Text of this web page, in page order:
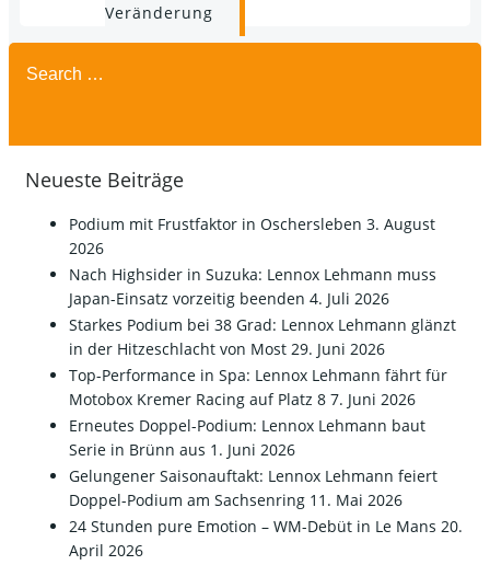
Veränderung
Search
for:
Neueste Beiträge
Podium mit Frustfaktor in Oschersleben 3. August
2026
Nach Highsider in Suzuka: Lennox Lehmann muss
Japan-Einsatz vorzeitig beenden 4. Juli 2026
Starkes Podium bei 38 Grad: Lennox Lehmann glänzt
in der Hitzeschlacht von Most 29. Juni 2026
Top-Performance in Spa: Lennox Lehmann fährt für
Motobox Kremer Racing auf Platz 8 7. Juni 2026
Erneutes Doppel-Podium: Lennox Lehmann baut
Serie in Brünn aus 1. Juni 2026
Gelungener Saisonauftakt: Lennox Lehmann feiert
Doppel-Podium am Sachsenring 11. Mai 2026
24 Stunden pure Emotion – WM-Debüt in Le Mans 20.
April 2026